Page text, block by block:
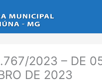
2023 – DE
DE 2023